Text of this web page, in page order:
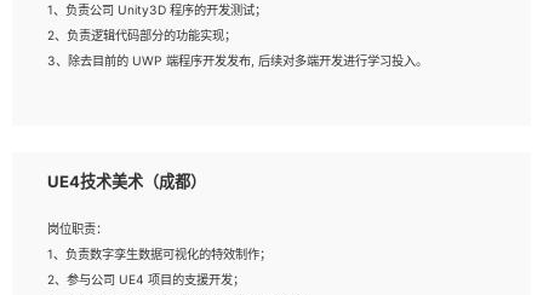
1、负责公司 Unity3D 程序的开发测试；
2、负责逻辑代码部分的功能实现；
3、除去目前的 UWP 端程序开发发布, 后续对多端开发进行学习投入。
2、熟练掌握 Unity3D 程序开发，精通 C# 语言开发；
4、有良好的沟通能力和团队合作意识；
5、开发过 HoloLens 程序者优先。
UE4技术美术（成都）
岗位职责：
1、负责数字孪生数据可视化的特效制作；
2、参与公司 UE4 项目的支援开发；